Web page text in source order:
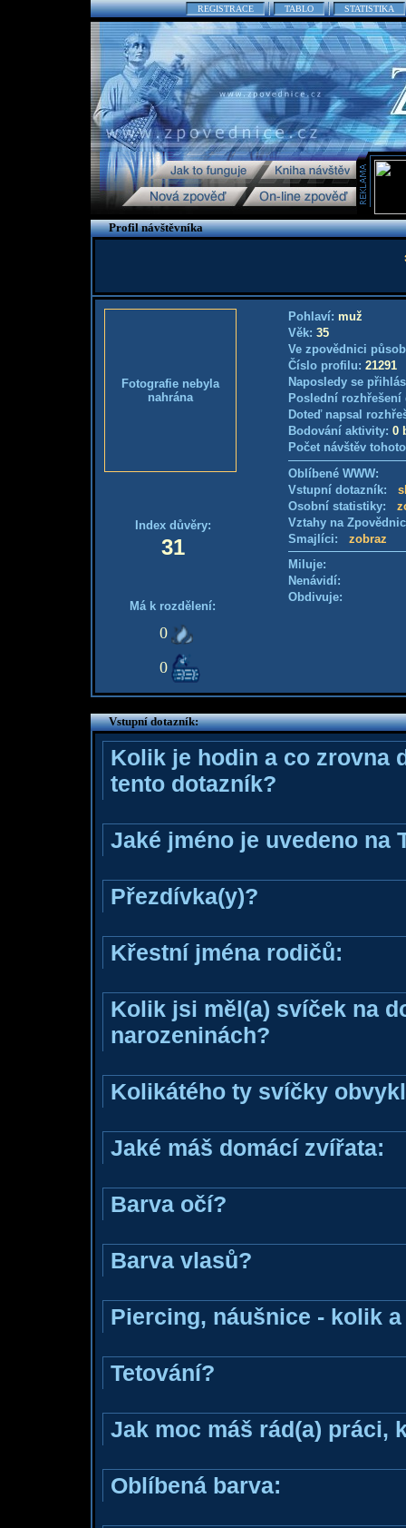
REGISTRACE TABLO STATISTIKA
Profil návštěvníka
Fotografie nebyla
nahrána
Index důvěry:
31
Má k rozdělení:
0
0
Pohlaví: muž
Věk: 35
Ve zpovědnici
Číslo profilu: 21291
Naposledy se
Poslední
Doteď napsal
Bodování aktivity: 0
Počet návštěv
Oblíbené WWW:
Vstupní dotazník:
Osobní statistiky:
Vztahy na
Smajlíci: zobraz
Miluje:
Nenávidí:
Obdivuje:
Vstupní dotazník:
Kolik je hodin a co zrovna
tento dotazník?
Jaké jméno je uvedeno na
Přezdívka(y)?
Křestní jména rodičů:
Kolik jsi měl(a) svíček na
narozeninách?
Kolikátého ty svíčky
Jaké máš domácí zvířata:
Barva očí?
Barva vlasů?
Piercing, náušnice - kolik
Tetování?
Jak moc máš rád(a) práci,
Oblíbená barva: